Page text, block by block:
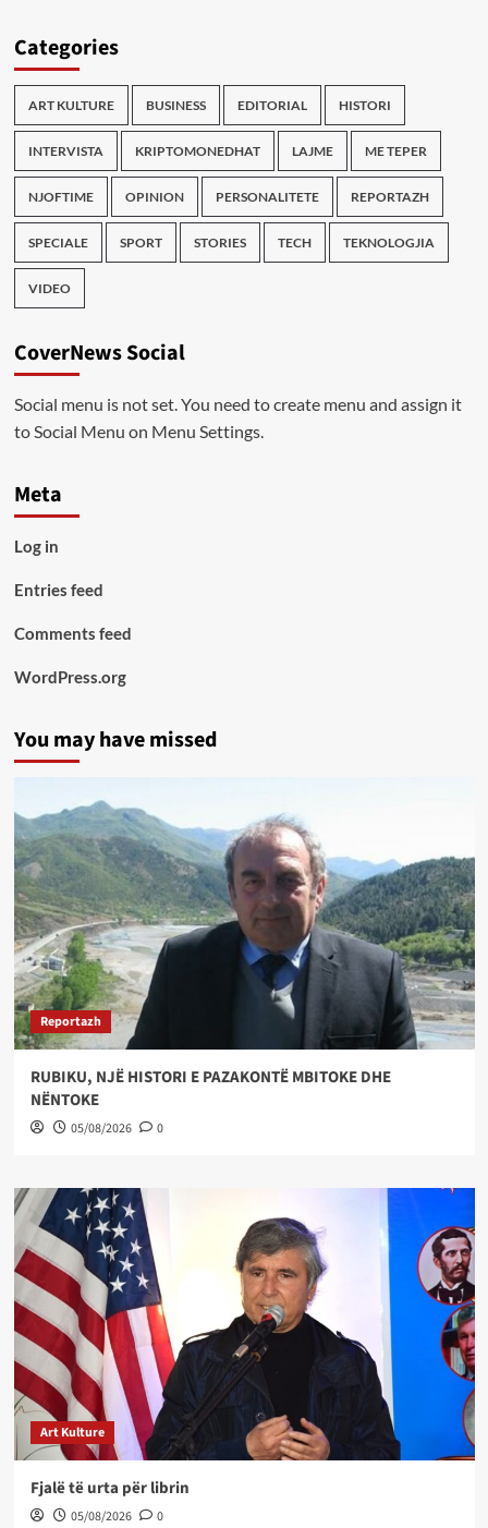
Categories
ART KULTURE BUSINESS EDITORIAL HISTORI
INTERVISTA KRIPTOMONEDHAT LAJME ME TEPER
NJOFTIME OPINION PERSONALITETE REPORTAZH
SPECIALE SPORT STORIES TECH TEKNOLOGJIA
VIDEO
CoverNews Social
Social menu is not set. You need to create menu and assign it
to Social Menu on Menu Settings.
Meta
Log in
Entries feed
Comments feed
WordPress.org
You may have missed
Reportazh
RUBIKU, NJË HISTORI E PAZAKONTË MBITOKE DHE
NËNTOKE
05/08/2026 0
Art Kulture
Fjalë të urta për librin
05/08/2026 0